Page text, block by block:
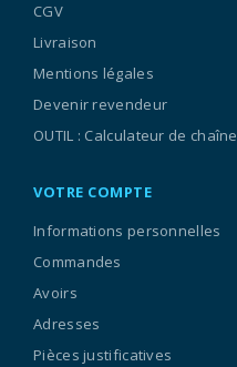
CGV
Livraison
Mentions légales
Devenir revendeur
OUTIL : Calculateur de chaîne
VOTRE COMPTE
Informations personnelles
Commandes
Avoirs
Adresses
Pièces justificatives